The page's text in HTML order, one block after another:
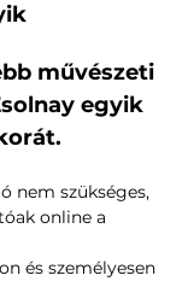
művészeti
egyik
nem szükséges,
online a
és személyesen